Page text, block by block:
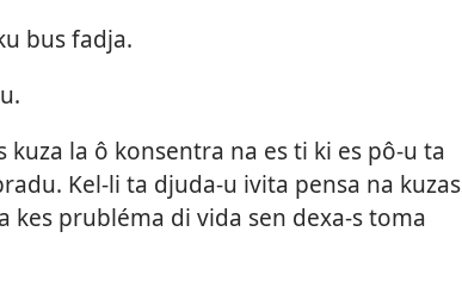
bus fadja.
kuza la ô konsentra na es ti ki es pô-u ta
Kel-li ta djuda-u ivita pensa na kuzas
kes prubléma di vida sen dexa-s toma